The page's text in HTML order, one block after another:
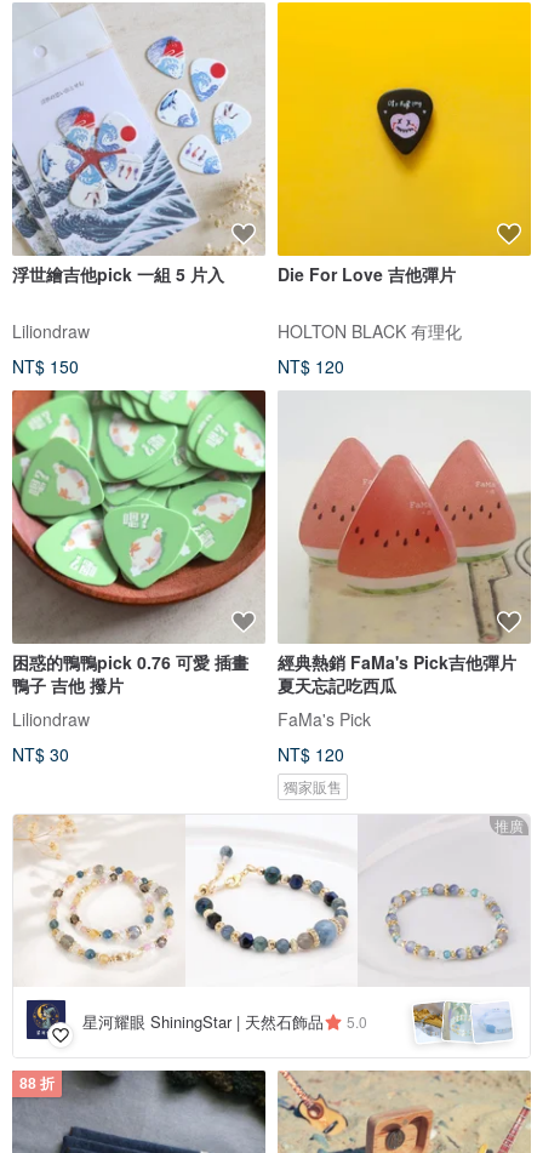
浮世繪吉他pick 一組 5 片入
Liliondraw
NT$ 150
Die For Love 吉他彈片
HOLTON BLACK 有理化
NT$ 120
困惑的鴨鴨pick 0.76 可愛 插畫
鴨子 吉他 撥片
Liliondraw
NT$ 30
經典熱銷 FaMa's Pick吉他彈片
夏天忘記吃西瓜
FaMa's Pick
NT$ 120
獨家販售
推廣
星河耀眼 ShiningStar | 天然石飾品 5.0
88 折